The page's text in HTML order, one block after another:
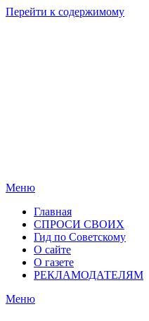
Перейти к содержимому
Меню
Главная
СПРОСИ СВОИХ
Гид по Советскому
О сайте
О газете
РЕКЛАМОДАТЕЛЯМ
Меню